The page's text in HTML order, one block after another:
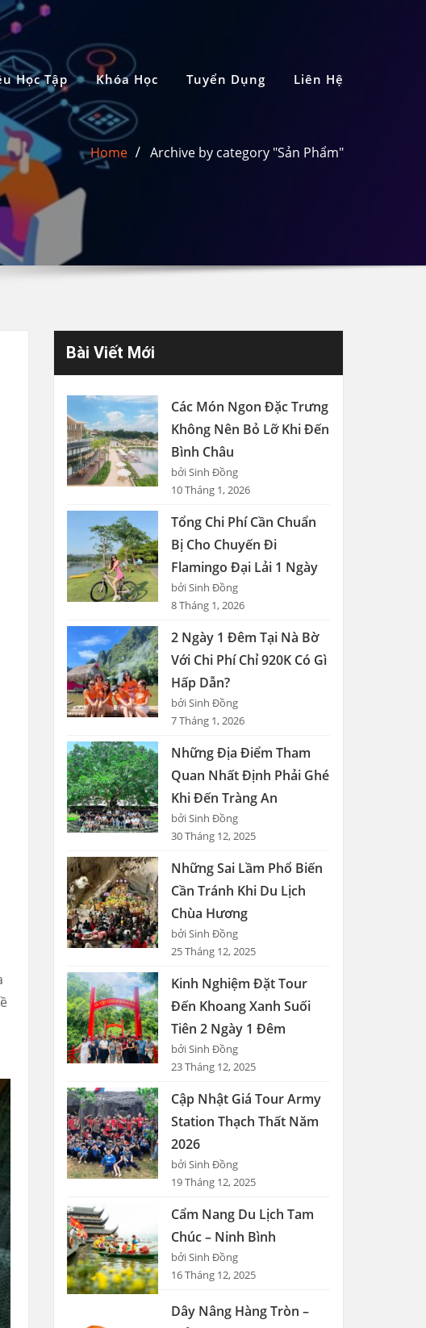
Học Tập Khóa Học Tuyển Dụng Liên Hệ
Home Archive by category "Sản Phẩm"
Bài Viết Mới
Các Món Ngon Đặc Trưng
Không Nên Bỏ Lỡ Khi Đến
Bình Châu
bởi Sinh Đồng
10 Tháng 1, 2026
Tổng Chi Phí Cần Chuẩn
Bị Cho Chuyến Đi
Flamingo Đại Lải 1 Ngày
bởi Sinh Đồng
8 Tháng 1, 2026
2 Ngày 1 Đêm Tại Nà Bờ
Với Chi Phí Chỉ 920K Có Gì
Hấp Dẫn?
bởi Sinh Đồng
7 Tháng 1, 2026
Những Địa Điểm Tham
Quan Nhất Định Phải Ghé
Khi Đến Tràng An
bởi Sinh Đồng
30 Tháng 12, 2025
Những Sai Lầm Phổ Biến
Cần Tránh Khi Du Lịch
Chùa Hương
bởi Sinh Đồng
25 Tháng 12, 2025
Kinh Nghiệm Đặt Tour
Đến Khoang Xanh Suối
Tiên 2 Ngày 1 Đêm
bởi Sinh Đồng
23 Tháng 12, 2025
Cập Nhật Giá Tour Army
Station Thạch Thất Năm
2026
bởi Sinh Đồng
19 Tháng 12, 2025
Cẩm Nang Du Lịch Tam
Chúc – Ninh Bình
bởi Sinh Đồng
16 Tháng 12, 2025
Dây Nâng Hàng Tròn –